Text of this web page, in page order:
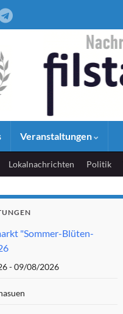
Veranstaltungen
Lokalnachrichten Politik
"Sommer-Blüten-
- 09/08/2026